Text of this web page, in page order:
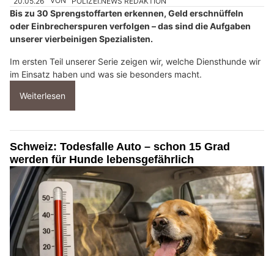
Bis zu 30 Sprengstoffarten erkennen, Geld erschnüffeln
oder Einbrecherspuren verfolgen – das sind die Aufgaben
unserer vierbeinigen Spezialisten.
Im ersten Teil unserer Serie zeigen wir, welche Diensthunde wir
im Einsatz haben und was sie besonders macht.
Weiterlesen
Schweiz: Todesfalle Auto – schon 15 Grad
werden für Hunde lebensgefährlich